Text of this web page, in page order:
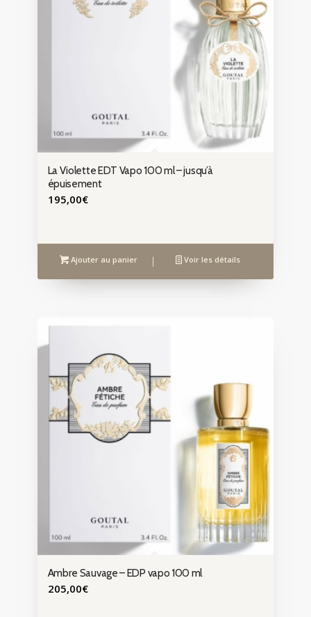
La Violette EDT Vapo 100 ml – jusqu’à
épuisement
195,00€
Ajouter au panier Voir les détails
Ambre Sauvage – EDP vapo 100 ml
205,00€